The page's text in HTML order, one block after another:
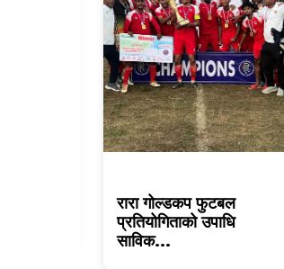
रारा गोल्डकप फुटबल
प्रतियोगिताको उपाधि
साविक...